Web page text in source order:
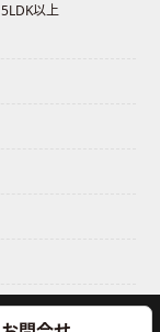
5LDK以上